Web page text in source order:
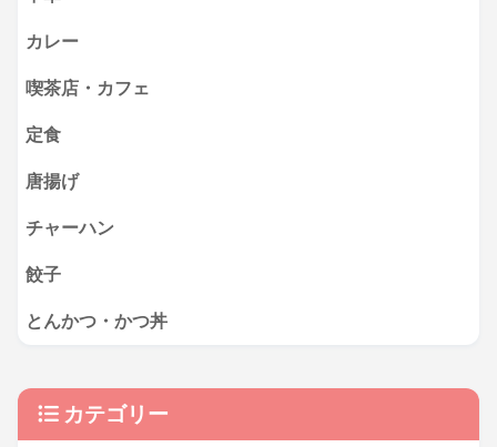
カレー
喫茶店・カフェ
定食
唐揚げ
チャーハン
餃子
とんかつ・かつ丼
カテゴリー